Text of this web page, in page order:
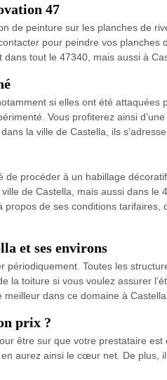
47
de peinture sur les planches de
pour peindre vos planches
tout le 47340, mais aussi à
si elles ont été attaquées
Vous profiterez ainsi
la ville de Castella, ils
procéder à un habillage
de Castella, mais aussi dans le
de ses conditions tarifaires,
et ses environs
périodiquement. Toutes les
la toiture si vous voulez assurer
dans ce domaine à
prix ?
être sur que votre prestataire
aurez ainsi le cœur net. De plus,